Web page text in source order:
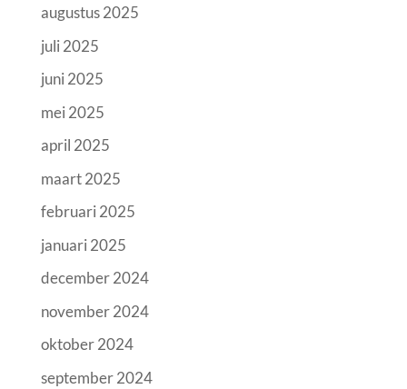
augustus 2025
juli 2025
juni 2025
mei 2025
april 2025
maart 2025
februari 2025
januari 2025
december 2024
november 2024
oktober 2024
september 2024